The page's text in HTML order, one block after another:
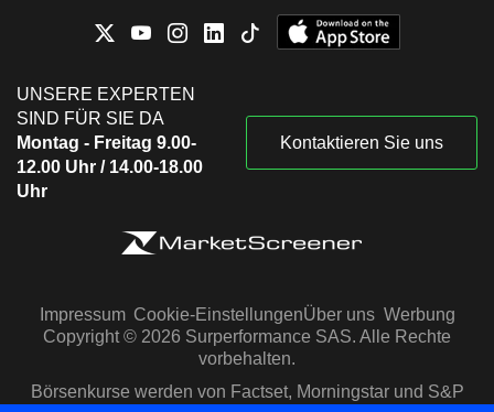
UNSERE EXPERTEN
SIND FÜR SIE DA
Montag - Freitag 9.00-
12.00 Uhr / 14.00-18.00
Uhr
Kontaktieren Sie uns
Impressum Cookie-EinstellungenÜber uns Werbung
Copyright © 2026 Surperformance SAS. Alle Rechte
vorbehalten.
Börsenkurse werden von Factset, Morningstar und S&P